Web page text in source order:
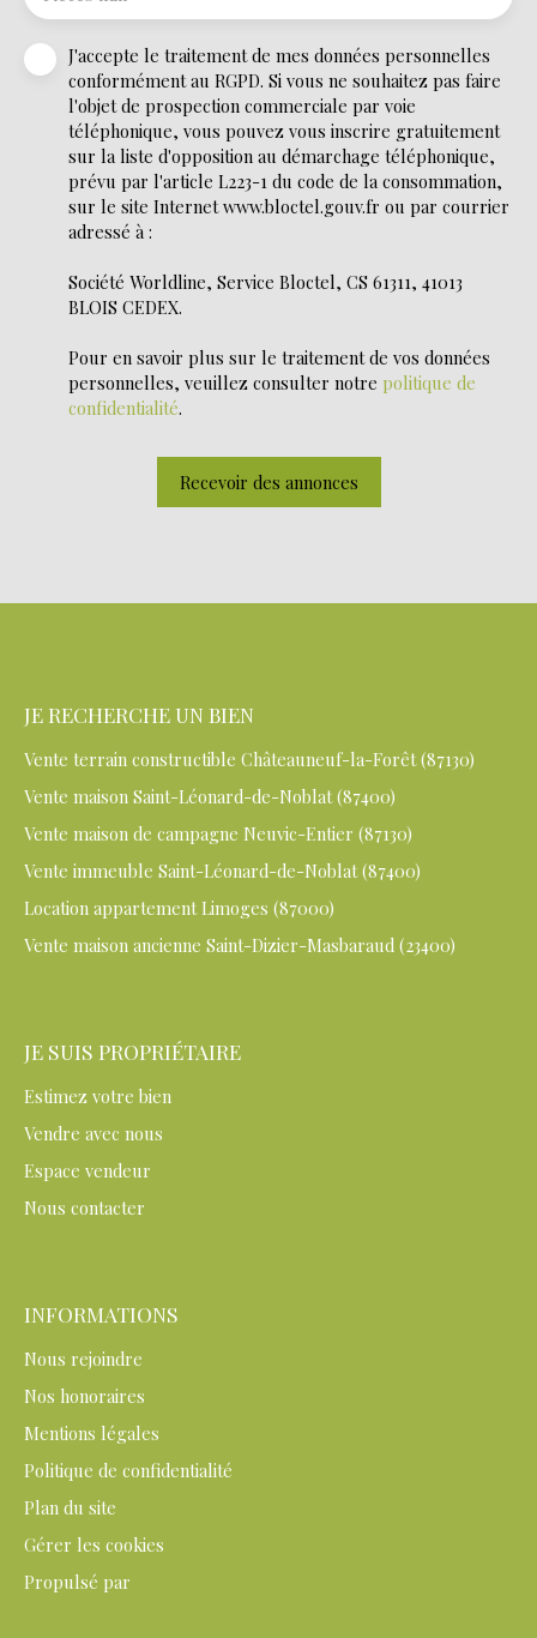
J'accepte le traitement de mes données personnelles
conformément au RGPD. Si vous ne souhaitez pas faire
l'objet de prospection commerciale par voie
téléphonique, vous pouvez vous inscrire gratuitement
sur la liste d'opposition au démarchage téléphonique,
prévu par l'article L223-1 du code de la consommation,
sur le site Internet www.bloctel.gouv.fr ou par courrier
adressé à :
Société Worldline, Service Bloctel, CS 61311, 41013
BLOIS CEDEX.
Pour en savoir plus sur le traitement de vos données
personnelles, veuillez consulter notre politique de
confidentialité.
Recevoir des annonces
JE RECHERCHE UN BIEN
Vente terrain constructible Châteauneuf-la-Forêt (87130)
Vente maison Saint-Léonard-de-Noblat (87400)
Vente maison de campagne Neuvic-Entier (87130)
Vente immeuble Saint-Léonard-de-Noblat (87400)
Location appartement Limoges (87000)
Vente maison ancienne Saint-Dizier-Masbaraud (23400)
JE SUIS PROPRIÉTAIRE
Estimez votre bien
Vendre avec nous
Espace vendeur
Nous contacter
INFORMATIONS
Nous rejoindre
Nos honoraires
Mentions légales
Politique de confidentialité
Plan du site
Gérer les cookies
Propulsé par